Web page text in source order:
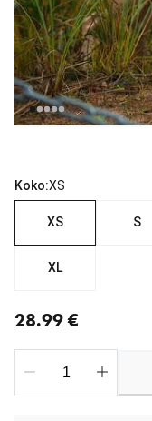
Koko:XS
XS S
XL
28.99 €